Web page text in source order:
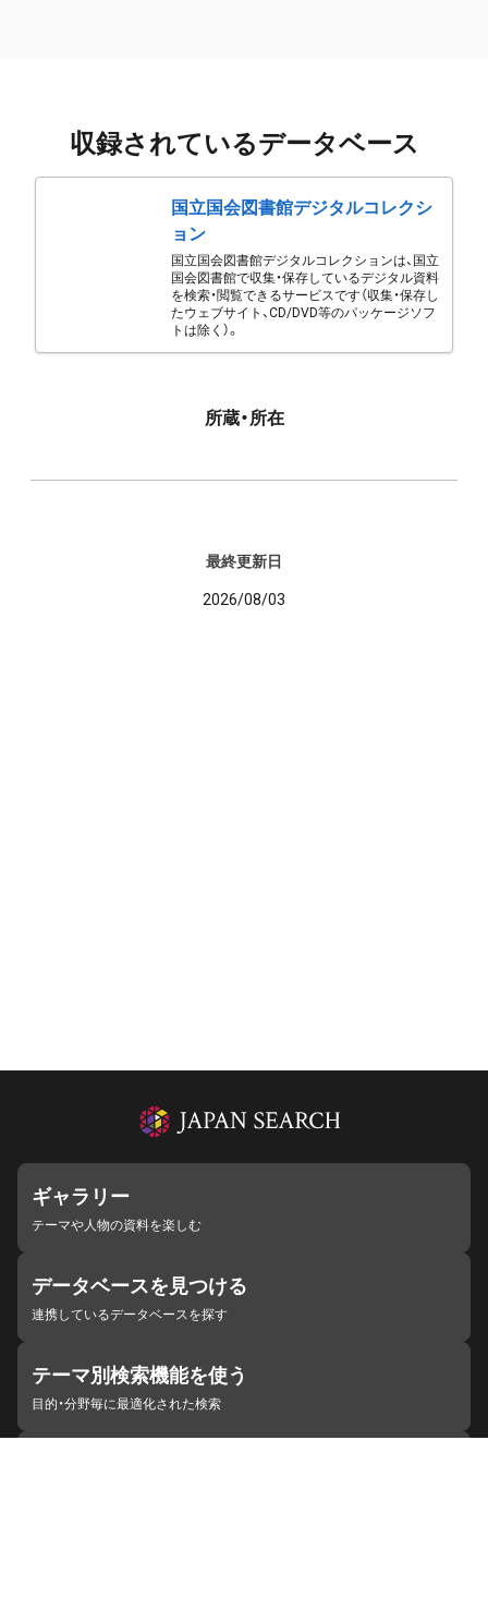
収録されているデータベース
国立国会図書館デジタルコレクシ
ョン
国立国会図書館デジタルコレクションは、国立
国会図書館で収集・保存しているデジタル資料
を検索・閲覧できるサービスです（収集・保存し
たウェブサイト、CD/DVD等のパッケージソフ
トは除く）。
所蔵・所在
最終更新日
2026/08/03
ギャラリー
テーマや人物の資料を楽しむ
データベースを見つける
連携しているデータベースを探す
テーマ別検索機能を使う
目的・分野毎に最適化された検索